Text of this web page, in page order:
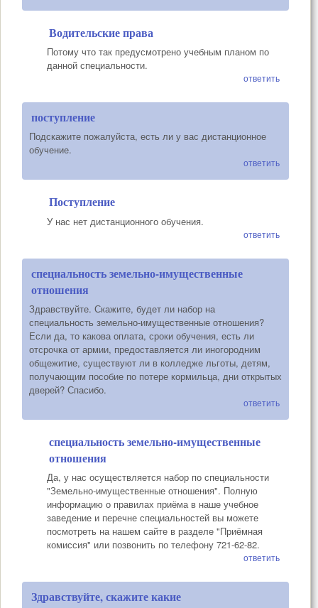
Водительские права
Потому что так предусмотрено учебным планом по
данной специальности.
ответить
поступление
Подскажите пожалуйста, есть ли у вас дистанционное
обучение.
ответить
Поступление
У нас нет дистанционного обучения.
ответить
специальность земельно-имущественные
отношения
Здравствуйте. Скажите, будет ли набор на
специальность земельно-имущественные отношения?
Если да, то какова оплата, сроки обучения, есть ли
отсрочка от армии, предоставляется ли иногородним
общежитие, существуют ли в колледже льготы, детям,
получающим пособие по потере кормильца, дни открытых
дверей? Спасибо.
ответить
специальность земельно-имущественные
отношения
Да, у нас осуществляется набор по специальности
"Земельно-имущественные отношения". Полную
информацию о правилах приёма в наше учебное
заведение и перечне специальностей вы можете
посмотреть на нашем сайте в разделе "Приёмная
комиссия" или позвонить по телефону 721-62-82.
ответить
Здравствуйте, скажите какие